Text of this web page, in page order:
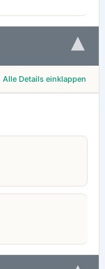
▾
Alle Details einklappen